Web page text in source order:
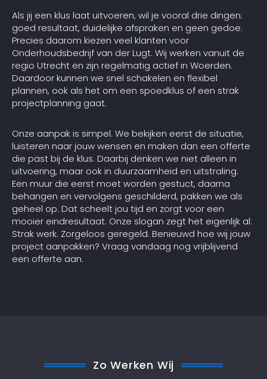
Als jij een klus laat uitvoeren, wil je vooral drie dingen:
goed resultaat, duidelijke afspraken en geen gedoe.
Precies daarom kiezen veel klanten voor
Onderhoudsbedrijf van der Lugt. Wij werken vanuit de
regio Utrecht en zijn regelmatig actief in Woerden.
Daardoor kunnen we snel schakelen en flexibel
plannen, ook als het om een spoedklus of een strak
projectplanning gaat.
Onze aanpak is simpel. We bekijken eerst de situatie,
luisteren naar jouw wensen en maken dan een offerte
die past bij de klus. Daarbij denken we niet alleen in
uitvoering, maar ook in duurzaamheid en uitstraling.
Een muur die eerst moet worden gestuct, daarna
behangen en vervolgens geschilderd, pakken we als
geheel op. Dat scheelt jou tijd en zorgt voor een
mooier eindresultaat. Onze slogan zegt het eigenlijk al:
Strak werk. Zorgeloos geregeld. Benieuwd hoe wij jouw
project aanpakken? Vraag vandaag nog vrijblijvend
een offerte aan.
Zo Werken Wij